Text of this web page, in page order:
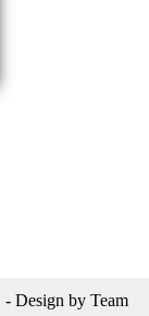
Design by Team